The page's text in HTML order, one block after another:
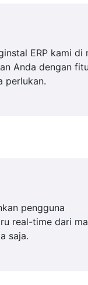
ERP kami di
Anda dengan
perlukan.
pengguna
real-time dari
saja.